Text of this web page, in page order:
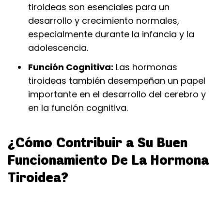
tiroideas son esenciales para un
desarrollo y crecimiento normales,
especialmente durante la infancia y la
adolescencia.
Función Cognitiva: Las hormonas
tiroideas también desempeñan un papel
importante en el desarrollo del cerebro y
en la función cognitiva.
¿Cómo Contribuir a Su Buen
Funcionamiento De La Hormona
Tiroidea?